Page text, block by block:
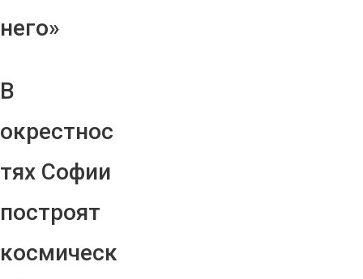
него»
В
окрестнос
тях Софии
построят
космическ